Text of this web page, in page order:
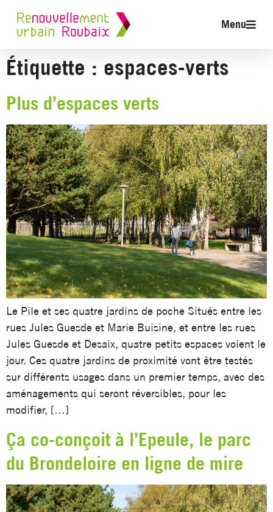
Menu
Étiquette : espaces-verts
Plus d’espaces verts
Le Pile et ses quatre jardins de poche Situés entre les
rues Jules Guesde et Marie Buisine, et entre les rues
Jules Guesde et Desaix, quatre petits espaces voient le
jour. Ces quatre jardins de proximité vont être testés
sur différents usages dans un premier temps, avec des
aménagements qui seront réversibles, pour les
modifier, […]
Ça co-conçoit à l’Epeule, le parc
du Brondeloire en ligne de mire